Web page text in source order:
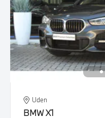
Uden
BMWX1